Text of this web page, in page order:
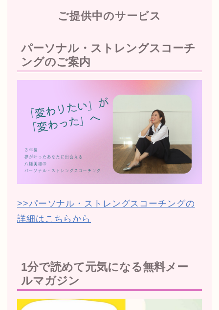
ご提供中のサービス
パーソナル・ストレングスコーチ
ングのご案内
>>パーソナル・ストレングスコーチングの
詳細はこちらから
1分で読めて元気になる無料メー
ルマガジン